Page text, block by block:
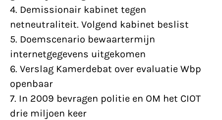
4. Demissionair kabinet tegen
netneutraliteit. Volgend kabinet beslist
5. Doemscenario bewaartermijn
internetgegevens uitgekomen
6. Verslag Kamerdebat over evaluatie Wbp
openbaar
7. In 2009 bevragen politie en OM het CIOT
drie miljoen keer